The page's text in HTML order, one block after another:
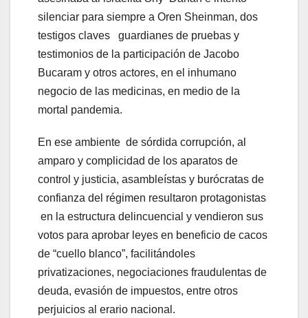
silenciar para siempre a Oren Sheinman, dos
testigos claves guardianes de pruebas y
testimonios de la participación de Jacobo
Bucaram y otros actores, en el inhumano
negocio de las medicinas, en medio de la
mortal pandemia.
En ese ambiente de sórdida corrupción, al
amparo y complicidad de los aparatos de
control y justicia, asambleístas y burócratas de
confianza del régimen resultaron protagonistas
en la estructura delincuencial y vendieron sus
votos para aprobar leyes en beneficio de cacos
de “cuello blanco”, facilitándoles
privatizaciones, negociaciones fraudulentas de
deuda, evasión de impuestos, entre otros
perjuicios al erario nacional.